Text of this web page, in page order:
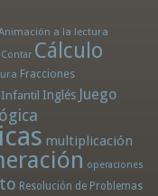
a la lectura
Contar Cálculo
Fracciones
Infantil Inglés Juego
multiplicación
operaciones
Resolución de Problemas